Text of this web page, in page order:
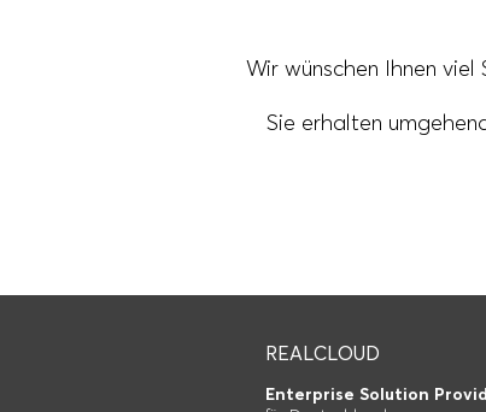
Wir wünschen Ihnen
Sie erhalten
REALCLOUD
Enterprise Solution